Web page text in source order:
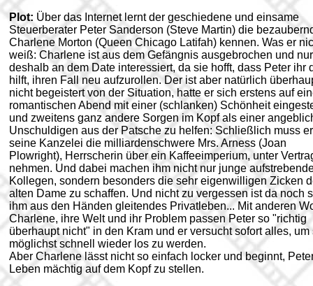
Plot: Über das Internet lernt der geschiedene und einsame
Steuerberater Peter Sanderson (Steve Martin) die
Charlene Morton (Queen Chicago Latifah) kennen. Was er
weiß: Charlene ist aus dem Gefängnis ausgebrochen und nur
deshalb an dem Date interessiert, da sie hofft, dass Peter ihr
hilft, ihren Fall neu aufzurollen. Der ist aber natürlich
nicht begeistert von der Situation, hatte er sich erstens auf
romantischen Abend mit einer (schlanken) Schönheit
und zweitens ganz andere Sorgen im Kopf als einer
Unschuldigen aus der Patsche zu helfen: Schließlich muss
seine Kanzelei die milliardenschwere Mrs. Arness (Joan
Plowright), Herrscherin über ein Kaffeeimperium, unter
nehmen. Und dabei machen ihm nicht nur junge
Kollegen, sondern besonders die sehr eigenwilligen Zicken
alten Dame zu schaffen. Und nicht zu vergessen ist da noch
ihm aus den Händen gleitendes Privatleben... Mit anderen
Charlene, ihre Welt und ihr Problem passen Peter so "richtig
überhaupt nicht" in den Kram und er versucht sofort alles, um
möglichst schnell wieder los zu werden.
Aber Charlene lässt nicht so einfach locker und beginnt,
Leben mächtig auf dem Kopf zu stellen.